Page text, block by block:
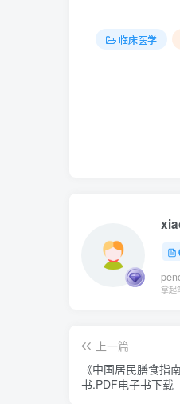
临床医学
拿起
上一篇
《中国居民膳食指
书.PDF电子书下载